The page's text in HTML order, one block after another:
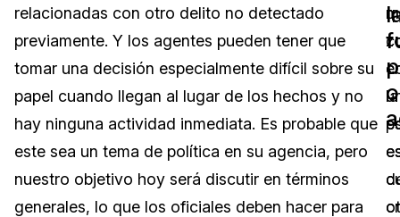
Redacción de documentos
Redacción de audio
Redacción de imágenes
Transcripción y Traducción
Cuerpos Policiales
Transportación
Educación
El Gobierno
Precios
Recursos
Artículos
Casos Practicos
Eventos
relacionadas con otro delito no detectado
previamente. Y los agentes pueden tener que
tomar una decisión especialmente difícil sobre su
papel cuando llegan al lugar de los hechos y no
hay ninguna actividad inmediata. Es probable que
este sea un tema de política en su agencia, pero
nuestro objetivo hoy será discutir en términos
generales, lo que los oficiales deben hacer para
la